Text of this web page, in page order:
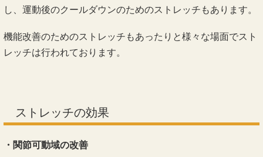
し、運動後のクールダウンのためのストレッチもあります。
機能改善のためのストレッチもあったりと様々な場面でスト
レッチは行われております。
ストレッチの効果
・関節可動域の改善